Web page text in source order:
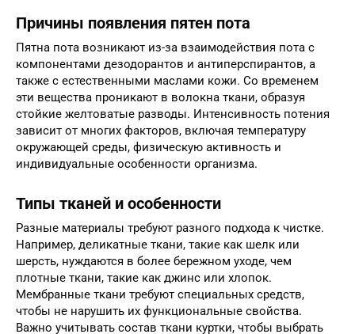
Причины появления пятен пота
Пятна пота возникают из-за взаимодействия пота с
компонентами дезодорантов и антиперспирантов, а
также с естественными маслами кожи. Со временем
эти вещества проникают в волокна ткани, образуя
стойкие желтоватые разводы. Интенсивность потения
зависит от многих факторов, включая температуру
окружающей среды, физическую активность и
индивидуальные особенности организма.
Типы тканей и особенности
Разные материалы требуют разного подхода к чистке.
Например, деликатные ткани, такие как шелк или
шерсть, нуждаются в более бережном уходе, чем
плотные ткани, такие как джинс или хлопок.
Мембранные ткани требуют специальных средств,
чтобы не нарушить их функциональные свойства.
Важно учитывать состав ткани куртки, чтобы выбрать